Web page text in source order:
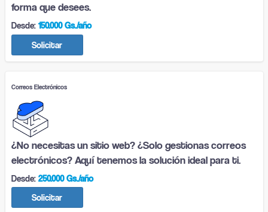
forma que desees.
Desde: 150.000 Gs./año
Solicitar
Correos Electrónicos
¿No necesitas un sitio web? ¿Solo gestionas correos
electrónicos? Aquí tenemos la solución ideal para ti.
Desde: 250.000 Gs./año
Solicitar